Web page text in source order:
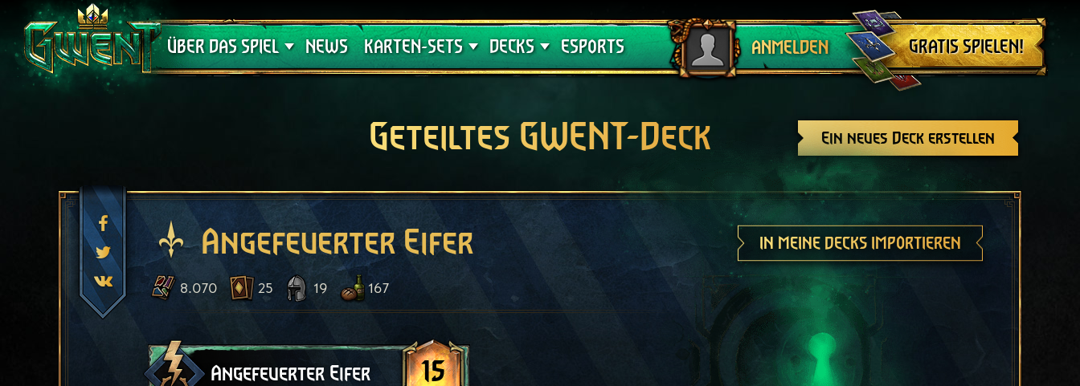
ÜBER DAS SPIEL
Support
NEWS KARTEN-SETS
Crimson Curse
DECKS
Deck-Leitfäden
ESPORTS ANMELDEN
Abmelden
GRATIS SPIELEN!
Ein neues Deck erstellen
Geteiltes GWENT-Deck
Angefeuerter Eifer IN MEINE DECKS IMPORTIEREN
8.070 25 19 167
Angefeuerter Eifer 15